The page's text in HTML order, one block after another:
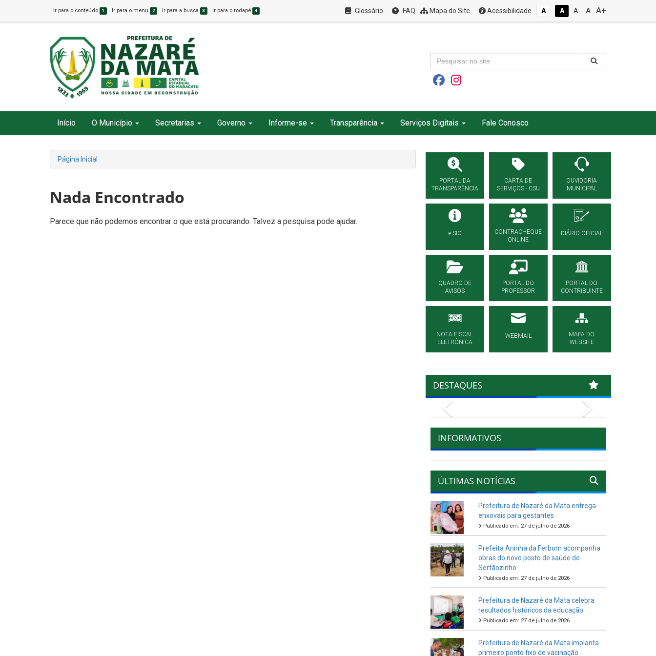
Ir para o conteúdo 1 Ir para o menu 2 Ir para a busca 3 Ir para o rodapé 4 Glossário FAQ Mapa do Site Acessibilidade A A A- A A+
Início O Município Secretarias Governo Informe-se Transparência Serviços Digitais Fale Conosco
Página Inicial
Nada Encontrado
Parece que não podemos encontrar o que está procurando. Talvez a pesquisa pode ajudar.
PORTAL DA
TRANSPARÊNCIA
CARTA DE
SERVIÇOS - CSU
OUVIDORIA
MUNICIPAL
e-SIC
CONTRACHEQUE
ONLINE
DIÁRIO OFICIAL
QUADRO DE
AVISOS
PORTAL DO
PROFESSOR
PORTAL DO
CONTRIBUINTE
NOTA FISCAL
ELETRÔNICA
WEBMAIL
MAPA DO
WEBSITE
DESTAQUES
INFORMATIVOS
ÚLTIMAS NOTÍCIAS
Prefeitura de Nazaré da Mata entrega
enxovais para gestantes
Publicado em: 27 de julho de 2026
Prefeita Aninha da Ferbom acompanha
obras do novo posto de saúde do
Sertãozinho
Publicado em: 27 de julho de 2026
Prefeitura de Nazaré da Mata celebra
resultados históricos da educação
Publicado em: 27 de julho de 2026
Prefeitura de Nazaré da Mata implanta
primeiro ponto fixo de vacinação